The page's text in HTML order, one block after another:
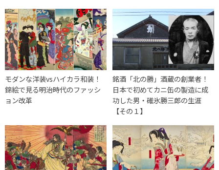
モダンな洋装vsハイカラ和装！
錦絵で見る明治時代のファッシ
ョン改革
銘酒「北の勝」酒蔵の創業者！
日本で初めてカニ缶の製造に成
功した男・碓氷勝三郎の生涯
【その１】